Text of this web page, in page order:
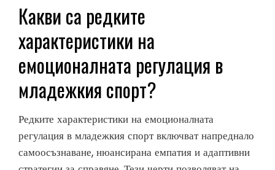
Какви са редките
характеристики на
емоционалната регулация в
младежкия спорт?
Редките характеристики на емоционалната
регулация в младежкия спорт включват напреднало
самоосъзнаване, нюансирана емпатия и адаптивни